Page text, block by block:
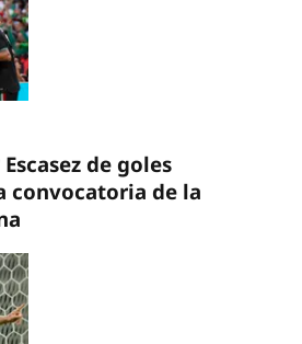
Escasez de goles
convocatoria de la